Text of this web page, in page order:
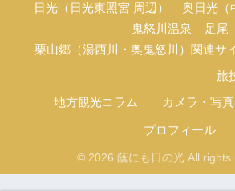
日光（日光東照宮 周辺）
奥日光（
鬼怒川温泉
足尾
栗山郷（湯西川・奥鬼怒川）関連サ
地方観光コラム
旅
カメラ・写真
プロフィール
© 2026 蔭にも日の光 All rights